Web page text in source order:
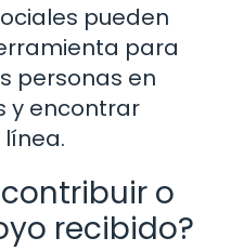
pueden
para
personas en
y encontrar
o
recibido?